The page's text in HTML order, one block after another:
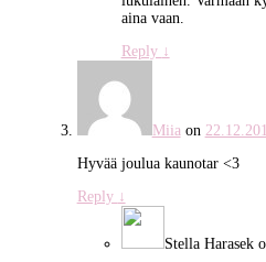
aina vaan.
Reply ↓
Miiaon
Hyvää joulua kaunotar <3
Reply ↓
Stella Harasek